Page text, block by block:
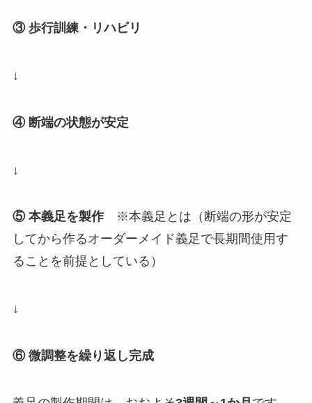
③ 歩行訓練・リハビリ
↓
④ 断端の状態が安定
↓
⑤ 本義足を製作※本義足とは（断端の形が安定
してから作るオーダーメイド義足で長期間使用す
ることを前提としている）
↓
⑥ 微調整を繰り返し完成